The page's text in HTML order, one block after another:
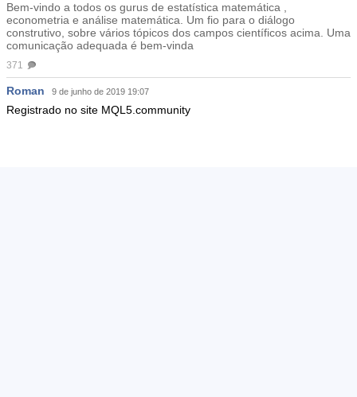
Bem-vindo a todos os gurus de estatística matemática ,
econometria e análise matemática. Um fio para o diálogo
construtivo, sobre vários tópicos dos campos científicos acima. Uma
comunicação adequada é bem-vinda
371
Roman 9 de junho de 2019 19:07
Registrado no site MQL5.community